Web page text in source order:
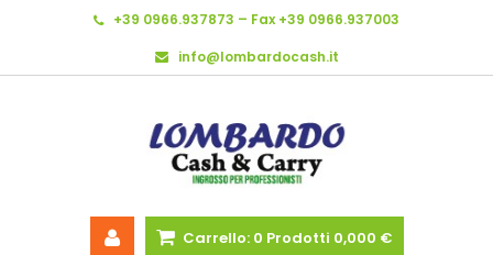
+39 0966.937873 – Fax +39 0966.937003
info@lombardocash.it
Carrello: 0 Prodotti 0,000 €